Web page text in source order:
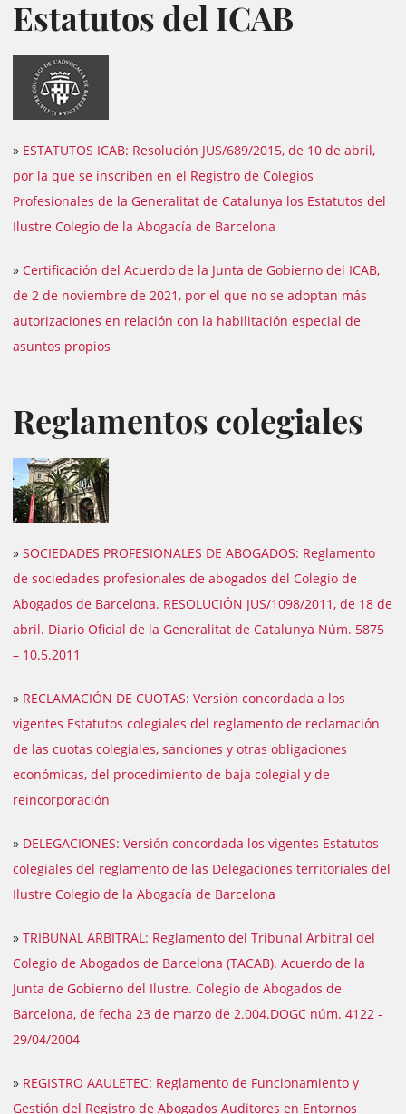
Estatutos del ICAB
» ESTATUTOS ICAB: Resolución JUS/689/2015, de 10 de abril,
por la que se inscriben en el Registro de Colegios
Profesionales de la Generalitat de Catalunya los Estatutos del
Ilustre Colegio de la Abogacía de Barcelona
» Certificación del Acuerdo de la Junta de Gobierno del ICAB,
de 2 de noviembre de 2021, por el que no se adoptan más
autorizaciones en relación con la habilitación especial de
asuntos propios
Reglamentos colegiales
» SOCIEDADES PROFESIONALES DE ABOGADOS: Reglamento
de sociedades profesionales de abogados del Colegio de
Abogados de Barcelona. RESOLUCIÓN JUS/1098/2011, de 18 de
abril. Diario Oficial de la Generalitat de Catalunya Núm. 5875
– 10.5.2011
» RECLAMACIÓN DE CUOTAS: Versión concordada a los
vigentes Estatutos colegiales del reglamento de reclamación
de las cuotas colegiales, sanciones y otras obligaciones
económicas, del procedimiento de baja colegial y de
reincorporación
» DELEGACIONES: Versión concordada los vigentes Estatutos
colegiales del reglamento de las Delegaciones territoriales del
Ilustre Colegio de la Abogacía de Barcelona
» TRIBUNAL ARBITRAL: Reglamento del Tribunal Arbitral del
Colegio de Abogados de Barcelona (TACAB). Acuerdo de la
Junta de Gobierno del Ilustre. Colegio de Abogados de
Barcelona, de fecha 23 de marzo de 2.004.DOGC núm. 4122 -
29/04/2004
» REGISTRO AAULETEC: Reglamento de Funcionamiento y
Gestión del Registro de Abogados Auditores en Entornos